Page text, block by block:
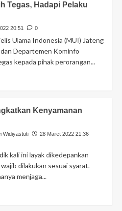
Tegas, Hadapi Pelaku
20:51 0
Ulama Indonesia (MUI) Jateng
Departemen Kominfo
kepada pihak perorangan...
Kenyamanan
Widiyastuti
28 Maret 2022 21:36
kali ini layak dikedepankan
dilakukan sesuai syarat.
menjaga...